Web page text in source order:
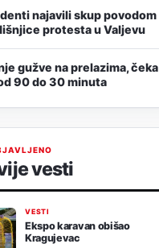
najavili skup povodom
protesta u Valjevu
gužve na prelazima, čeka
90 do 30 minuta
vesti
VESTI
Ekspo karavan obišao
Kragujevac